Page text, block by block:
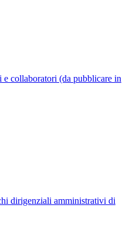
e collaboratori (da pubblicare in
dirigenziali amministrativi di